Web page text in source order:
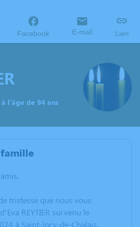
Facebook E-mail Lien
l'âge de 94 ans
tristesse que nous vous
REYTIER survenu le
à Saint-Jory-de-Chalais.